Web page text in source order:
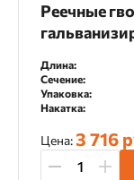
Реечные
Длина:
Сечение:
Упаковка:
Накатка:
Цена:3 716